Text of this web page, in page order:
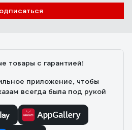
товары с гарантией!
приложение, чтобы
всегда была под рукой